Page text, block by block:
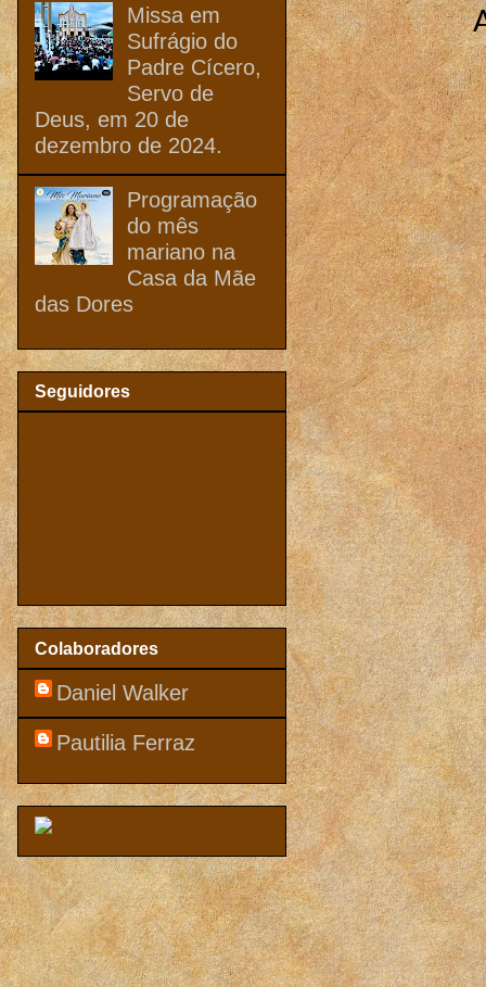
Missa em
Sufrágio do
Padre Cícero,
Servo de
Deus, em 20 de
dezembro de 2024.
Programação
do mês
mariano na
Casa da Mãe
das Dores
Seguidores
Colaboradores
Daniel Walker
Pautilia Ferraz